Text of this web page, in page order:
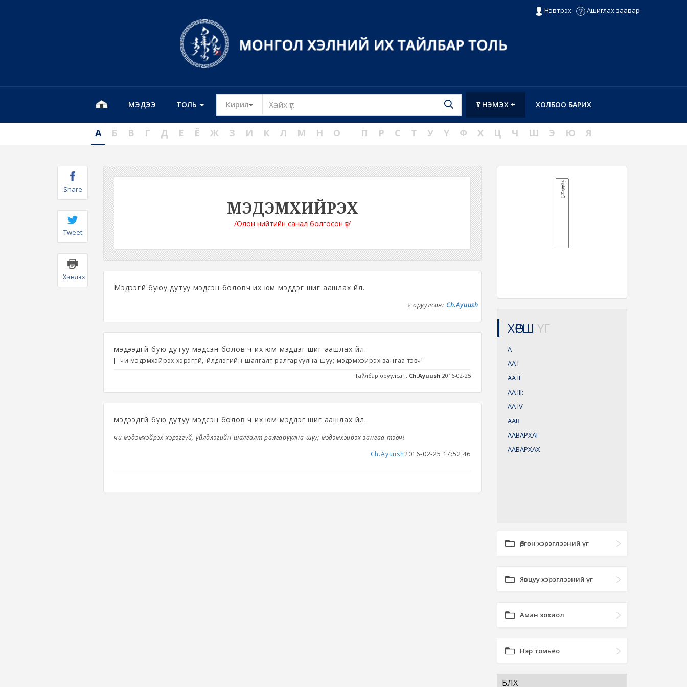
Нэвтрэх Ашиглах заавар
МЭДЭЭ ТОЛЬ Кирил Toggle Dropdown ХОЛБОО БАРИХ
ҮГ НЭМЭХ +
А Б В Г Д Е Ё Ж З И К Л М Н О П Р С Т У Ү Ф Х Ц Ч Ш Э Ю Я
Share
Tweet
Хэвлэх
МЭДЭМХИЙРЭХ
/Олон нийтийн санал болгосон үг/
Мэдээгүй буюу дутуу мэдсэн боловч их юм мэддэг шиг аашлах үйл.
Үг оруулсан: Ch.Ayuush
мэдээдгүй бую дутуу мэдсэн болов ч их юм мэддэг шиг аашлах үйл.
чи мэдэмхэйрэх хэрэггүй, үйлдлэгийн шалгалт ралгаруулна шуу; мэдэмхэирэх зангаа тэвч!
Тайлбар оруулсан: Ch.Ayuush 2016-02-25
мэдээдгүй бую дутуу мэдсэн болов ч их юм мэддэг шиг аашлах үйл.
чи мэдэмхэйрэх хэрэггүй, үйлдлэгийн шалгалт ралгаруулна шуу; мэдэмхэирэх зангаа тэвч!
Ch.Ayuush2016-02-25 17:52:46
ХӨРШ ҮГ
А
ААI
ААII
ААIII:
ААIV
ААВ
ААВАРХАГ
ААВАРХАХ
Өргөн хэрэглээний үг
Явцуу хэрэглээний үг
Аман зохиол
Нэр томьёо
БҮЛХ